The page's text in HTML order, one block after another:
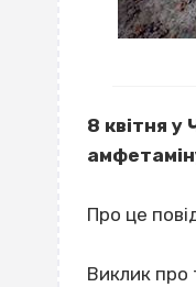
8 квітня у
Про це
Виклик про